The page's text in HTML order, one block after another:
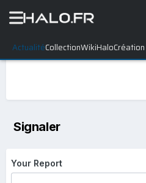
ActualitéCollectionWikiHaloCréation
Signaler
Your Report